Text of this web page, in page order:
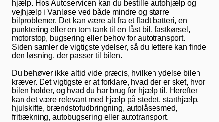
hjælp. Hos Autoservicen kan du bestille autohjælp og
vejhjælp i Vanløse ved både mindre og større
bilproblemer. Det kan være alt fra et fladt batteri, en
punktering eller en tom tank til en låst bil, fastkørsel,
motorstop, bugsering eller behov for autotransport.
Siden samler de vigtigste ydelser, så du lettere kan finde
den løsning, der passer til bilen.
Du behøver ikke altid vide præcis, hvilken ydelse bilen
kræver. Det vigtigste er at forklare, hvad der er sket, hvor
bilen holder, og hvad du har brug for hjælp til. Herefter
kan det være relevant med hjælp på stedet, starthjælp,
hjulskifte, brændstofudbringning, autolåsesmed,
fritrækning, autobugsering eller autotransport.